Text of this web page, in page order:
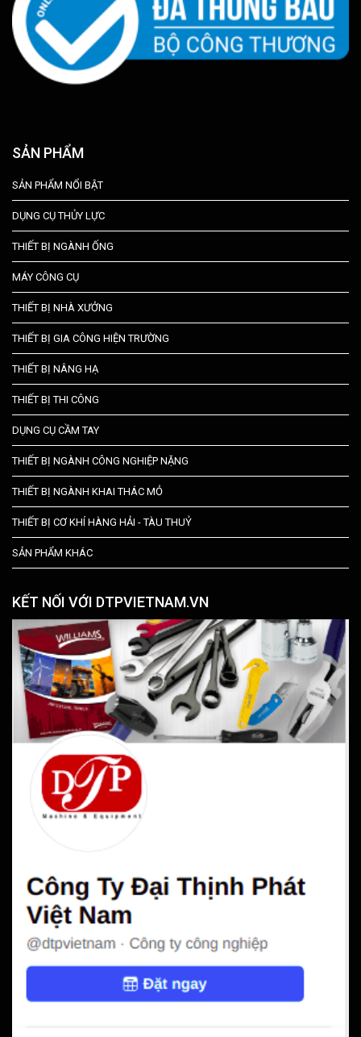
SẢN PHẨM
SẢN PHẨM NỔI BẬT
DỤNG CỤ THỦY LỰC
THIẾT BỊ NGÀNH ỐNG
MÁY CÔNG CỤ
THIẾT BỊ NHÀ XƯỞNG
THIẾT BỊ GIA CÔNG HIỆN TRƯỜNG
THIẾT BỊ NÂNG HẠ
THIẾT BỊ THI CÔNG
DỤNG CỤ CẦM TAY
THIẾT BỊ NGÀNH CÔNG NGHIỆP NẶNG
THIẾT BỊ NGÀNH KHAI THÁC MỎ
THIẾT BỊ CƠ KHÍ HÀNG HẢI - TÀU THUỶ
SẢN PHẨM KHÁC
KẾT NỐI VỚI DTPVIETNAM.VN